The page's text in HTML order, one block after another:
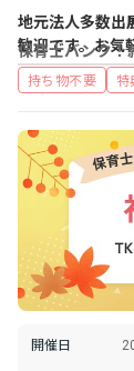
保育士バンク！
地元法人多数出
歓迎です。お気
持ち物不要 特
開催日